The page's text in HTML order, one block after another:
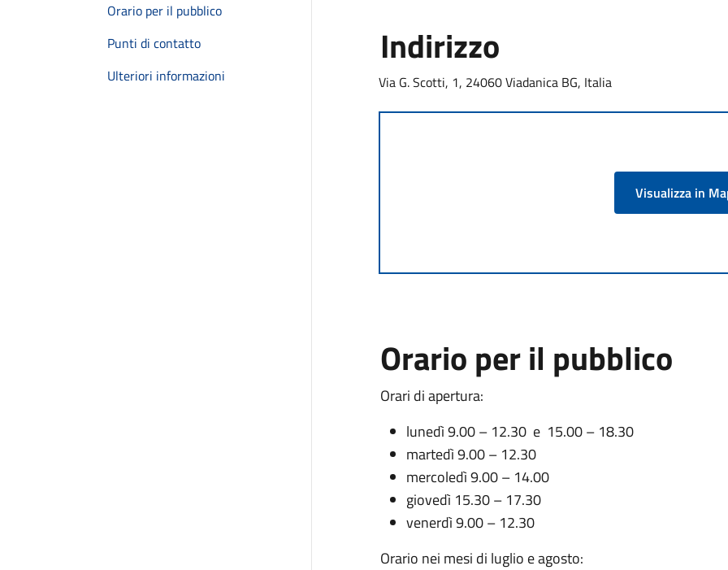
Orario per il pubblico
Punti di contatto
Ulteriori informazioni
Indirizzo
Via G. Scotti, 1, 24060 Viadanica BG, Italia
Visualizza in
Orario per il pubblico
Orari di apertura:
lunedì 9.00 – 12.30 e 15.00 – 18.30
martedì 9.00 – 12.30
mercoledì 9.00 – 14.00
giovedì 15.30 – 17.30
venerdì 9.00 – 12.30
Orario nei mesi di luglio e agosto: